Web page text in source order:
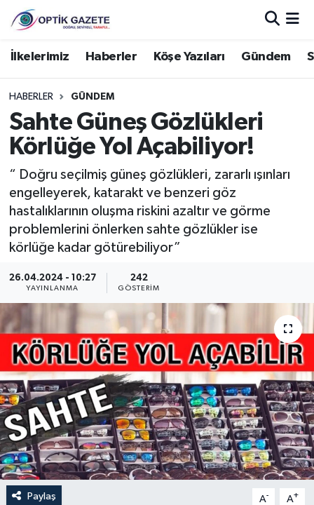
İlkelerimiz Haberler Köşe Yazıları Gündem
HABERLER GÜNDEM
Sahte Güneş Gözlükleri
Körlüğe Yol Açabiliyor!
“ Doğru seçilmiş güneş gözlükleri, zararlı ışınları
engelleyerek, katarakt ve benzeri göz
hastalıklarının oluşma riskini azaltır ve görme
problemlerini önlerken sahte gözlükler ise
körlüğe kadar götürebiliyor”
26.04.2024 - 10:27
YAYINLANMA
242
GÖSTERIM
Paylaş A- A+
Nöbetçi Eczaneler
Hava Durumu
İstanbul Namaz Vakitleri
Trafik Durumu
Süper Lig Puan Durumu ve Fikstür
Tüm Manşetler
Haber Arşivi